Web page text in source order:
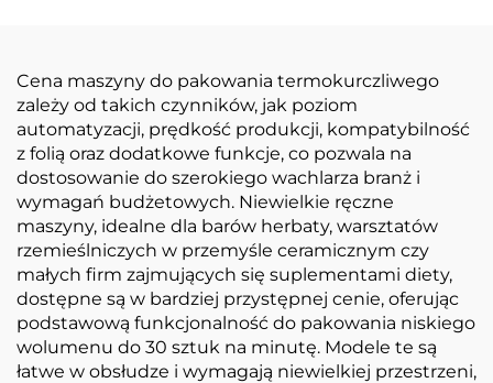
Cena maszyny do pakowania termokurczliwego
zależy od takich czynników, jak poziom
automatyzacji, prędkość produkcji, kompatybilność
z folią oraz dodatkowe funkcje, co pozwala na
dostosowanie do szerokiego wachlarza branż i
wymagań budżetowych. Niewielkie ręczne
maszyny, idealne dla barów herbaty, warsztatów
rzemieślniczych w przemyśle ceramicznym czy
małych firm zajmujących się suplementami diety,
dostępne są w bardziej przystępnej cenie, oferując
podstawową funkcjonalność do pakowania niskiego
wolumenu do 30 sztuk na minutę. Modele te są
łatwe w obsłudze i wymagają niewielkiej przestrzeni,